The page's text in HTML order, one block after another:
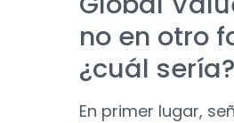
no en otro
¿cuál sería?
En primer lugar,